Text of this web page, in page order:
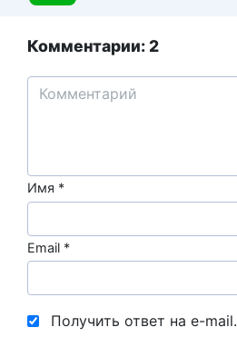
Комментарии: 2
Имя *
Email *
Получить ответ на e-mail.